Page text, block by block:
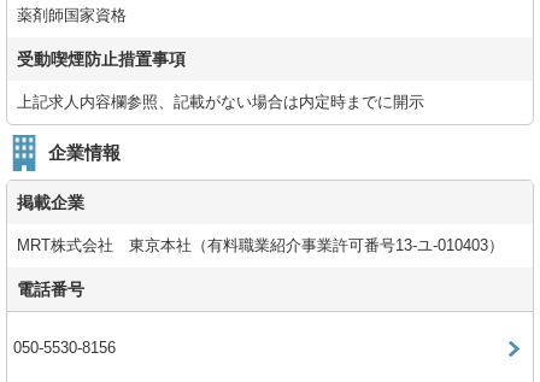
薬剤師国家資格
受動喫煙防止措置事項
上記求人内容欄参照、記載がない場合は内定時までに開示
企業情報
掲載企業
MRT株式会社 東京本社（有料職業紹介事業許可番号13-ユ-010403）
電話番号
050-5530-8156